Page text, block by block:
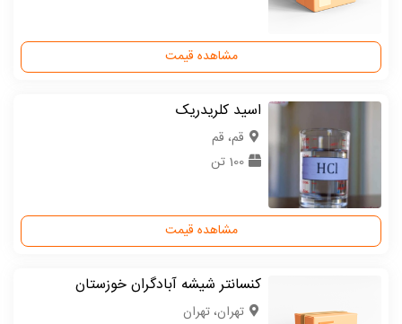
مشاهده قیمت
اسید کلریدریک
قم، قم
100 تن
مشاهده قیمت
کنسانتر شیشه آبادگران خوزستان
تهران، تهران